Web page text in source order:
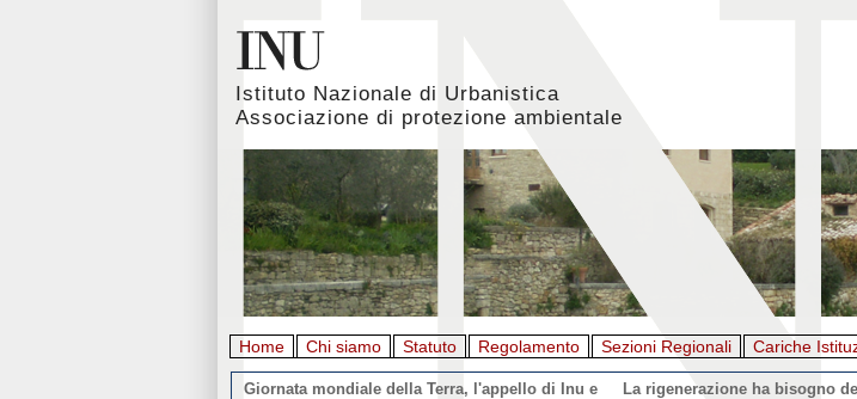
Istituto Nazionale di Urbanistica
Associazione di protezione ambientale
Home Chi siamo Statuto Regolamento Sezioni Regionali Cariche
Giornata mondiale della Terra, l'appello di Inu e
La rigenerazione ha bisogno